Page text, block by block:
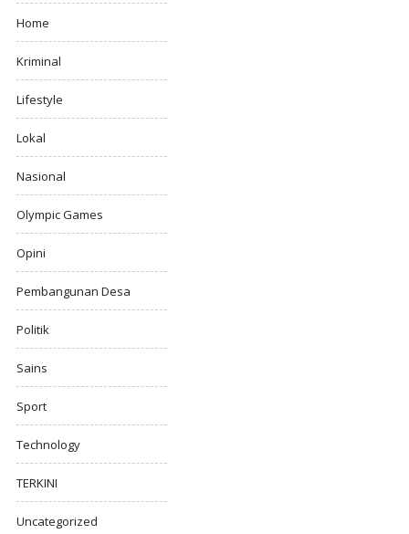
Home
Kriminal
Lifestyle
Lokal
Nasional
Olympic Games
Opini
Pembangunan Desa
Politik
Sains
Sport
Technology
TERKINI
Uncategorized